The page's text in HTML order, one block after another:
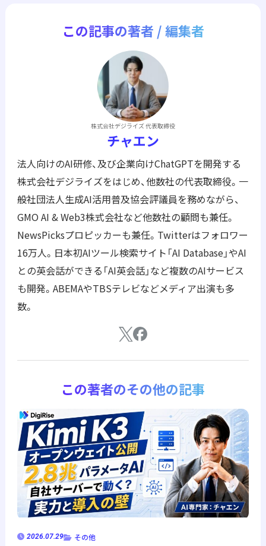
この記事の著者 / 編集者
株式会社デジライズ 代表取締役
チャエン
法⼈向けのAI研修、及び企業向けChatGPTを開発する
株式会社デジライズをはじめ、他数社の代表取締役。一
般社団法人生成AI活用普及協会評議員を務めながら、
GMO AI & Web3株式会社など他数社の顧問も兼任。
NewsPicksプロピッカーも兼任。Twitterはフォロワー
16万⼈。⽇本初AIツール検索サイト「AI Database」やAI
との英会話ができる「AI英会話」など複数のAIサービス
も開発。ABEMAやTBSテレビなどメディア出演も多
数。
この著者のその他の記事
2026.07.29 その他